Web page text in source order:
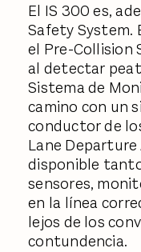
El IS 300 es,
Safety System.
el Pre-Collision
al detectar
Sistema de
camino con un
conductor de
Lane
disponible
sensores,
en la línea
lejos de los
contundencia.